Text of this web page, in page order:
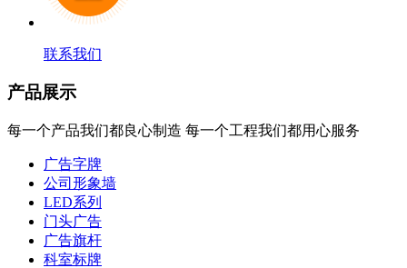
联系我们
产品展示
每一个产品我们都良心制造 每一个工程我们都用心服务
广告字牌
公司形象墙
LED系列
门头广告
广告旗杆
科室标牌